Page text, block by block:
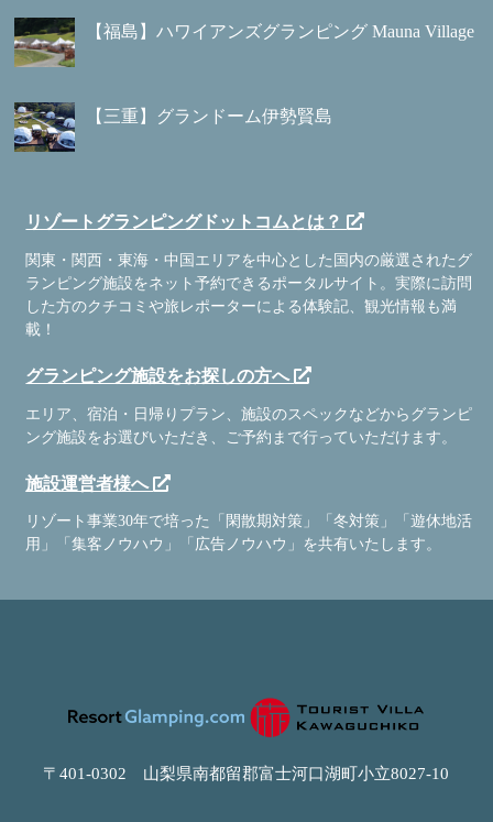
【福島】ハワイアンズグランピング Mauna Village
【三重】グランドーム伊勢賢島
リゾートグランピングドットコムとは？
関東・関西・東海・中国エリアを中心とした国内の厳選されたグ
ランピング施設をネット予約できるポータルサイト。実際に訪問
した方のクチコミや旅レポーターによる体験記、観光情報も満
載！
グランピング施設をお探しの方へ
エリア、宿泊・日帰りプラン、施設のスペックなどからグランピ
ング施設をお選びいただき、ご予約まで行っていただけます。
施設運営者様へ
リゾート事業30年で培った「閑散期対策」「冬対策」「遊休地活
用」「集客ノウハウ」「広告ノウハウ」を共有いたします。
〒401-0302 山梨県南都留郡富士河口湖町小立8027-10